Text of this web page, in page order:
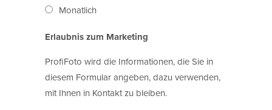
Monatlich
Erlaubnis zum Marketing
ProfiFoto wird die Informationen, die Sie in
diesem Formular angeben, dazu verwenden,
mit Ihnen in Kontakt zu bleiben.